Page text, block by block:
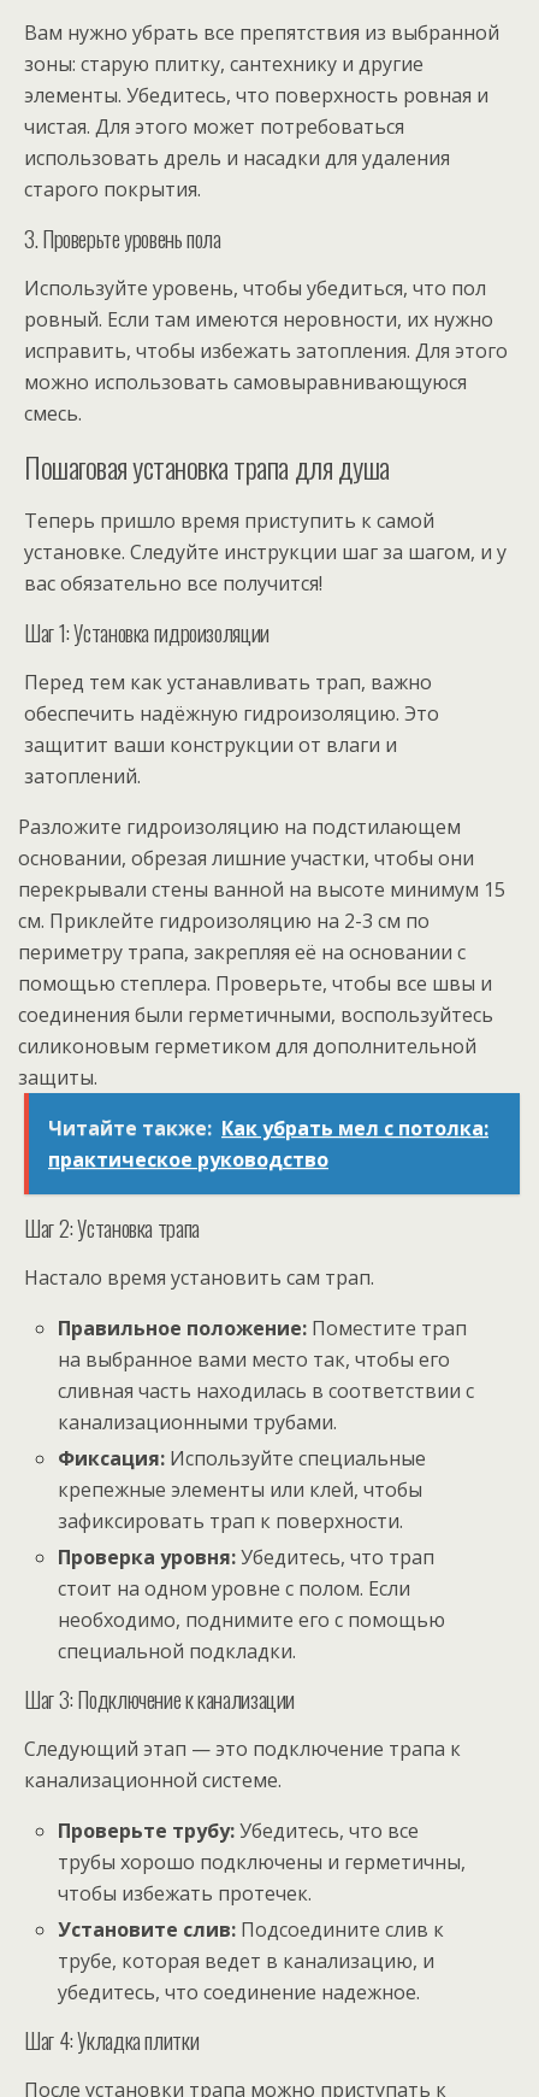
Вам нужно убрать все препятствия из выбранной
зоны: старую плитку, сантехнику и другие
элементы. Убедитесь, что поверхность ровная и
чистая. Для этого может потребоваться
использовать дрель и насадки для удаления
старого покрытия.
3. Проверьте уровень пола
Используйте уровень, чтобы убедиться, что пол
ровный. Если там имеются неровности, их нужно
исправить, чтобы избежать затопления. Для этого
можно использовать самовыравнивающуюся
смесь.
Пошаговая установка трапа для душа
Теперь пришло время приступить к самой
установке. Следуйте инструкции шаг за шагом, и у
вас обязательно все получится!
Шаг 1: Установка гидроизоляции
Перед тем как устанавливать трап, важно
обеспечить надёжную гидроизоляцию. Это
защитит ваши конструкции от влаги и
затоплений.
Разложите гидроизоляцию на подстилающем
основании, обрезая лишние участки, чтобы они
перекрывали стены ванной на высоте минимум 15
см. Приклейте гидроизоляцию на 2-3 см по
периметру трапа, закрепляя её на основании с
помощью степлера. Проверьте, чтобы все швы и
соединения были герметичными, воспользуйтесь
силиконовым герметиком для дополнительной
защиты.
Читайте также: Как убрать мел с потолка:
практическое руководство
Шаг 2: Установка трапа
Настало время установить сам трап.
Правильное положение: Поместите трап
на выбранное вами место так, чтобы его
сливная часть находилась в соответствии с
канализационными трубами.
Фиксация: Используйте специальные
крепежные элементы или клей, чтобы
зафиксировать трап к поверхности.
Проверка уровня:Убедитесь, что трап
стоит на одном уровне с полом. Если
необходимо, поднимите его с помощью
специальной подкладки.
Шаг 3: Подключение к канализации
Следующий этап — это подключение трапа к
канализационной системе.
Проверьте трубу:Убедитесь, что все
трубы хорошо подключены и герметичны,
чтобы избежать протечек.
Установите слив: Подсоедините слив к
трубе, которая ведет в канализацию, и
убедитесь, что соединение надежное.
Шаг 4: Укладка плитки
После установки трапа можно приступать к